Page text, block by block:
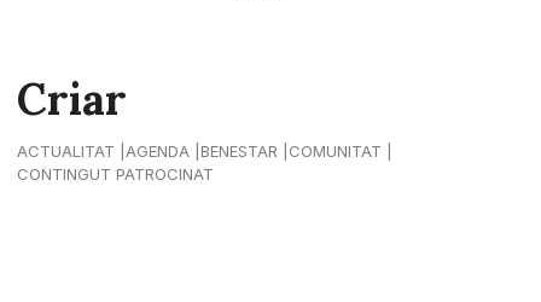
Criar
ACTUALITAT AGENDA BENESTAR
COMUNITAT
CONTINGUT PATROCINAT